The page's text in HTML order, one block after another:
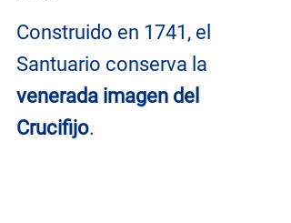
Construido en 1741, el
Santuario conserva la
venerada imagen del
Crucifijo.